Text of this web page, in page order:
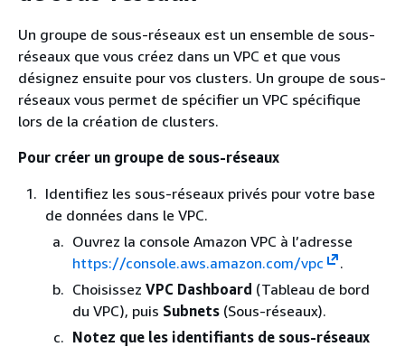
Un groupe de sous-réseaux est un ensemble de sous-
réseaux que vous créez dans un VPC et que vous
désignez ensuite pour vos clusters. Un groupe de sous-
réseaux vous permet de spécifier un VPC spécifique
lors de la création de clusters.
Pour créer un groupe de sous-réseaux
Identifiez les sous-réseaux privés pour votre base
de données dans le VPC.
Ouvrez la console Amazon VPC à l’adresse
https://console.aws.amazon.com/vpc
.
Choisissez VPC Dashboard (Tableau de bord
du VPC), puis Subnets (Sous-réseaux).
Notez que les identifiants de sous-réseaux